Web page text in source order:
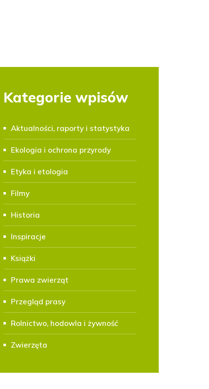
Kategorie wpisów
Aktualności, raporty i statystyka
Ekologia i ochrona przyrody
Etyka i etologia
Filmy
Historia
Inspiracje
Książki
Prawa zwierząt
Przegląd prasy
Rolnictwo, hodowla i żywność
Zwierzęta